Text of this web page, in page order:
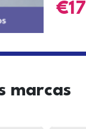
17
marcas